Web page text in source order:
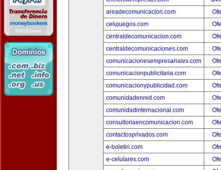
areadecomunicacion.com
celujuegos.com
centraldecomunicacion.com
centraldecomunicaciones.com
comunicacionesempresariales.com
comunicacionpublicitaria.com
comunicacionypublicidad.com
comunidadenred.com
comunidadinternacional.com
consultoriaencomunicacion.com
contactosprivados.com
e-boletin.com
e-celulares.com